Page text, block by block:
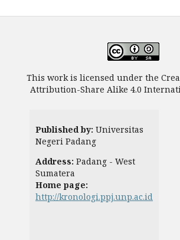
This work is licensed under the
Attribution-Share Alike 4.0
Published by: Universitas
Negeri Padang
Address: Padang - West
Sumatera
Home page:
http://kronologi.ppj.unp.ac.id